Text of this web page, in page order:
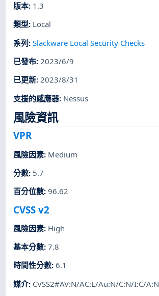
版本: 1.3
類型: Local
系列:Slackware Local Security Checks
已發布:2023/6/9
已更新:2023/8/31
支援的感應器: Nessus
風險資訊
VPR
風險因素: Medium
分數: 5.7
百分位數:96.62
CVSS v2
風險因素: High
基本分數:7.8
時間性分數:6.1
媒介: CVSS2#AV:N/AC:L/Au:N/C:N/I:C/A:N